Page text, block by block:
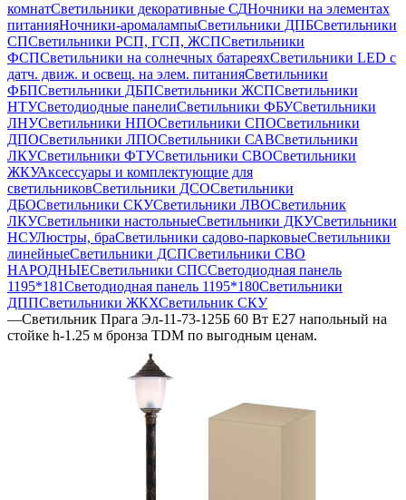
комнатСветильники декоративные СДНочники на элементах
питанияНочники-аромалампыСветильники ДПБСветильники
СПСветильники РСП, ГСП, ЖСПСветильники
ФСПСветильники на солнечных батареяхСветильники LED с
датч. движ. и освещ. на элем. питанияСветильники
ФБПСветильники ДБПСветильники ЖСПСветильники
НТУСветодиодные панелиСветильники ФБУСветильники
ЛНУСветильники НПОСветильники СПОСветильники
ДПОСветильники ЛПОСветильники САВСветильники
ЛКУСветильники ФТУСветильники СВОСветильники
ЖКУАксессуары и комплектующие для
светильниковСветильники ДСОСветильники
ДБОСветильники СКУСветильники ЛВОСветильник
ЛКУСветильники настольныеСветильники ДКУСветильники
НСУЛюстры, браСветильники садово-парковыеСветильники
линейныеСветильники ДСПСветильники СВО
НАРОДНЫЕСветильники СПССветодиодная панель
1195*181Светодиодная панель 1195*180Светильники
ДППСветильники ЖКХСветильник СКУ
—Светильник Прага Эл-11-73-125Б 60 Вт Е27 напольный на
стойке h-1.25 м бронза TDM по выгодным ценам.